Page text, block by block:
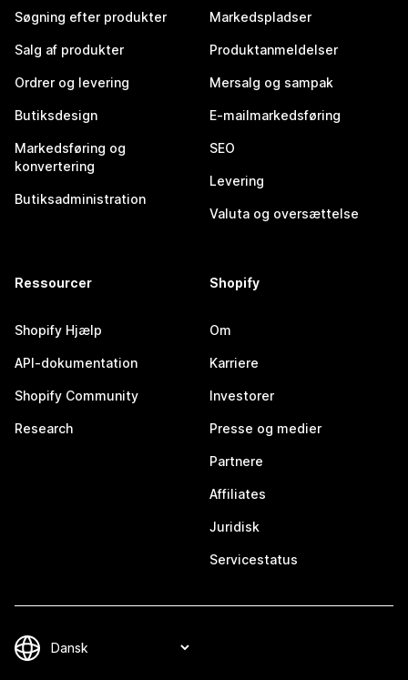
Søgning efter produkter
Salg af produkter
Ordrer og levering
Butiksdesign
Markedsføring og
konvertering
Butiksadministration
Markedspladser
Produktanmeldelser
Mersalg og sampak
E-mailmarkedsføring
SEO
Levering
Valuta og oversættelse
Ressourcer
Shopify Hjælp
API-dokumentation
Shopify Community
Research
Shopify
Om
Karriere
Investorer
Presse og medier
Partnere
Affiliates
Juridisk
Servicestatus